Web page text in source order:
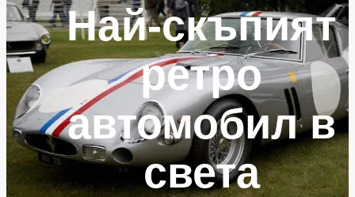
Най-скъпият
ретро
автомобил в
света